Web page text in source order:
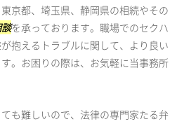
京都、埼玉県、静岡県の相続やその
を承っております。職場でのセクハ
抱えるトラブルに関して、より良い
。お困りの際は、お気軽に当事務所
も難しいので、法律の専門家たる弁